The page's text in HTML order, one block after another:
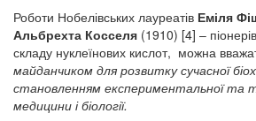
Роботи Нобелівських лауреатів Еміля
Альбрехта Косселя (1910) [4] –
складу нуклеїнових кислот, можна
майданчиком для розвитку сучасної
становленням експериментальної та
медицини і біології.